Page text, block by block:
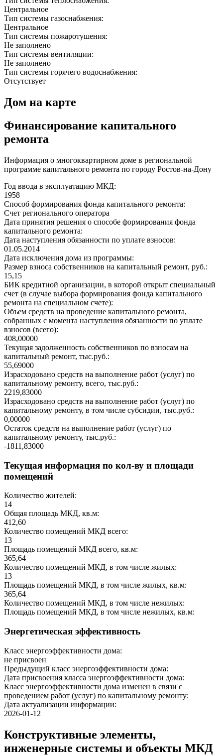
Центральное
Тип системы газоснабжения:
Центральное
Тип системы пожаротушения:
Не заполнено
Тип системы вентиляции:
Не заполнено
Тип системы горячего водоснабжения:
Отсутствует
Дом на карте
Финансирование капитального
ремонта
Информация о многоквартирном доме в региональной
программе капитального ремонта по городу Ростов-на-Дону
Год ввода в эксплуатацию МКД:
1958
Способ формирования фонда капитального ремонта:
Счет регионального оператора
Дата принятия решения о способе формирования фонда
капитального ремонта:
Дата наступления обязанности по уплате взносов:
01.05.2014
Дата исключения дома из программы:
Размер взноса собственников на капитальный ремонт, руб.:
15,15
БИК кредитной организации, в которой открыт специальный
счет (в случае выбора формирования фонда капитального
ремонта на специальном счете):
Объем средств на проведение капитального ремонта,
собранных с момента наступления обязанности по уплате
взносов (всего):
408,00000
Текущая задолженность собственников по взносам на
капитальный ремонт, тыс.руб.:
55,69000
Израсходовано средств на выполнение работ (услуг) по
капитальному ремонту, всего, тыс.руб.:
2219,83000
Израсходовано средств на выполнение работ (услуг) по
капитальному ремонту, в том числе субсидии, тыс.руб.:
0,00000
Остаток средств на выполнение работ (услуг) по
капитальному ремонту, тыс.руб.:
-1811,83000
Текущая информация по кол-ву и площади
помещений
Количество жителей:
14
Общая площадь МКД, кв.м:
412,60
Количество помещений МКД всего:
13
Площадь помещений МКД всего, кв.м:
365,64
Количество помещений МКД, в том числе жилых:
13
Площадь помещений МКД, в том числе жилых, кв.м:
365,64
Количество помещений МКД, в том числе нежилых:
Площадь помещений МКД, в том числе нежилых, кв.м:
Энергетическая эффективность
Класс энергоэффективности дома:
не присвоен
Предыдущий класс энергоэффективности дома:
Дата присвоения класса энергоэффективности дома:
Класс энергоэффективности дома изменен в связи с
проведением работ (услуг) по капитальному ремонту:
Дата актуализации информации:
2026-01-12
Конструктивные элементы,
инженерные системы и объекты МКД